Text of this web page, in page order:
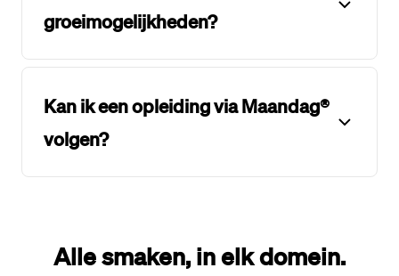
groeimogelijkheden?
Kan ik een opleiding via Maandag®
volgen?
Alle smaken, in elk domein.